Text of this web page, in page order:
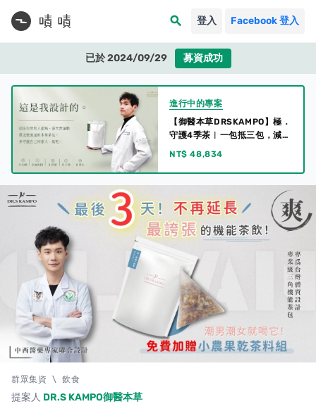
search 登入 Facebook 登入
已於 2024/09/29 募資成功
進行中的專案
【御醫本草DRSKAMPO】極．
守護4季茶︱一包抵三包，減少
中間商賺差價，用更好花更
NT$ 48,834
群眾集資 \ 飲食
提案人 DR.S KAMPO御醫本草